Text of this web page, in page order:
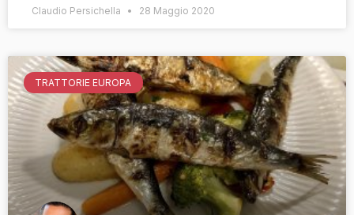
Claudio Persichella 28 Maggio 2020
TRATTORIE EUROPA